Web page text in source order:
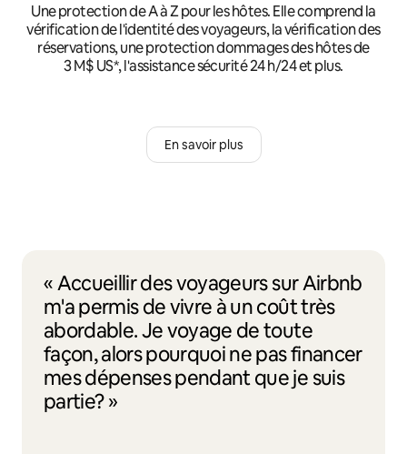
Une protection de A à Z pour les hôtes. Elle comprend la
vérification de l'identité des voyageurs, la vérification des
réservations, une protection dommages des hôtes de
3 M$ US*, l'assistance sécurité 24 h/24 et plus.
En savoir plus
« Accueillir des voyageurs sur Airbnb
m'a permis de vivre à un coût très
abordable. Je voyage de toute
façon, alors pourquoi ne pas financer
mes dépenses pendant que je suis
partie? »